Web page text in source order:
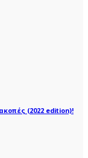
(2022 edition)!